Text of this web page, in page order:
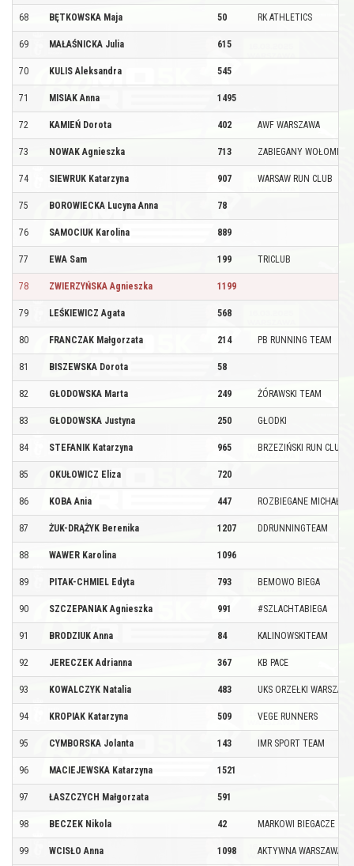
68 BĘTKOWSKA Maja 50 RK ATHLETICS
69 MAŁAŚNICKA Julia 615
70 KULIS Aleksandra 545
71 MISIAK Anna 1495
72 KAMIEŃ Dorota 402 AWF WARSZAWA
73 NOWAK Agnieszka 713 ZABIEGANY WOŁOMIN
74 SIEWRUK Katarzyna 907 WARSAW RUN CLUB
75 BOROWIECKA Lucyna Anna 78
76 SAMOCIUK Karolina 889
77 EWA Sam 199 TRICLUB
78 ZWIERZYŃSKA Agnieszka 1199
79 LEŚKIEWICZ Agata 568
80 FRANCZAK Małgorzata 214 PB RUNNING TEAM
81 BISZEWSKA Dorota 58
82 GŁODOWSKA Marta 249 ŻÓRAWSKI TEAM
83 GŁODOWSKA Justyna 250 GŁODKI
84 STEFANIK Katarzyna 965 BRZEZIŃSKI RUN CLUB
85 OKUŁOWICZ Eliza 720
86 KOBA Ania 447 ROZBIEGANE
87 ŻUK-DRĄŻYK Berenika 1207 DDRUNNINGTEAM
88 WAWER Karolina 1096
89 PITAK-CHMIEL Edyta 793 BEMOWO BIEGA
90 SZCZEPANIAK Agnieszka 991 #SZLACHTABIEGA
91 BRODZIUK Anna 84 KALINOWSKITEAM
92 JERECZEK Adrianna 367 KB PACE
93 KOWALCZYK Natalia 483 UKS ORZEŁKI WARSZAWA
94 KROPIAK Katarzyna 509 VEGE RUNNERS
95 CYMBORSKA Jolanta 143 IMR SPORT TEAM
96 MACIEJEWSKA Katarzyna 1521
97 ŁASZCZYCH Małgorzata 591
98 BECZEK Nikola 42 MARKOWI BIEGACZE
99 WCISŁO Anna 1098 AKTYWNA WARSZAWA